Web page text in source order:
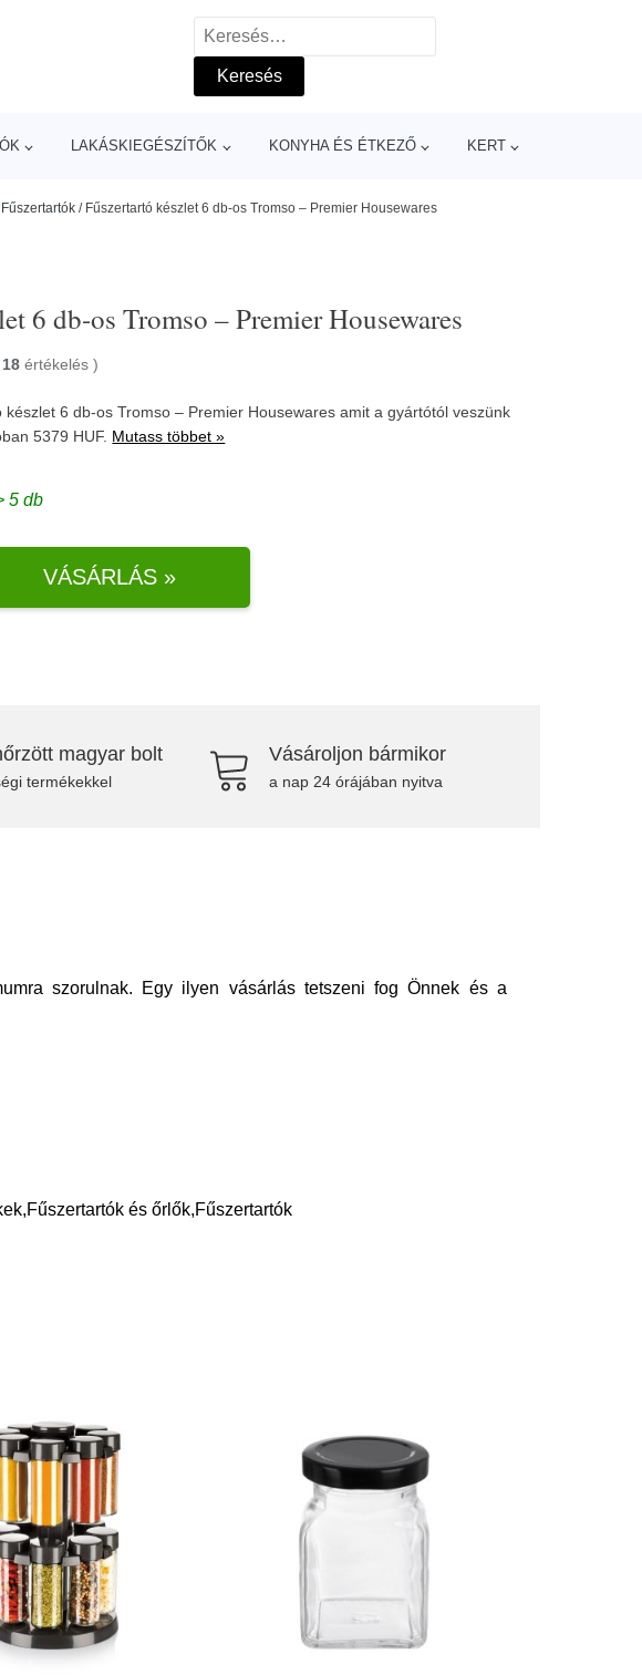
Keresés:
LAKÁSKIEGÉSZÍTŐK KONYHA ÉS ÉTKEZŐ KERT
Fűszertartók / Fűszertartó készlet 6 db-os Tromso – Premier Housewares
6 db-os Tromso – Premier Housewares
18 értékelés)
6 db-os Tromso – Premier Housewares amit a gyártótól veszünk
5379 HUF. Mutass többet »
5 db
VÁSÁRLÁS »
magyar bolt
termékekkel
Vásároljon bármikor
a nap 24 órájában nyitva
szorulnak. Egy ilyen vásárlás tetszeni fog Önnek és a
és őrlők,Fűszertartók